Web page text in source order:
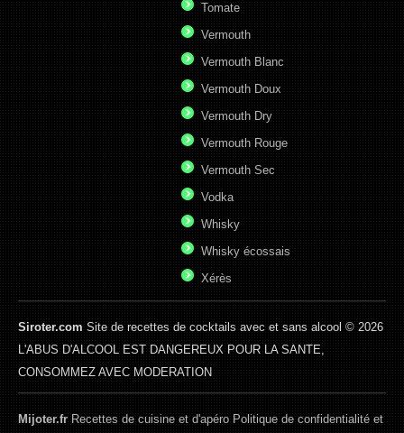
Tomate
Vermouth
Vermouth Blanc
Vermouth Doux
Vermouth Dry
Vermouth Rouge
Vermouth Sec
Vodka
Whisky
Whisky écossais
Xérès
Siroter.comSite de recettes de cocktails avec et sans alcool © 2026
L'ABUS D'ALCOOL EST DANGEREUX POUR LA SANTE,
CONSOMMEZ AVEC MODERATION
Mijoter.frRecettes de cuisine et d'apéro Politique de confidentialité et